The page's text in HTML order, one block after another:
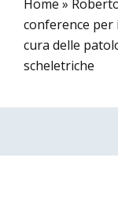
Home »
conference
cura delle
scheletriche